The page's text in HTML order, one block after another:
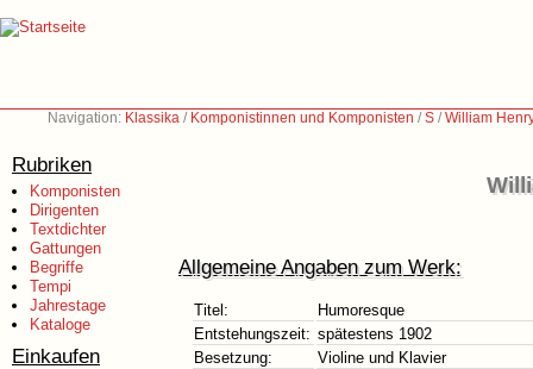
Navigation: Klassika / Komponistinnen und Komponisten /S /William
Rubriken
Komponisten
Dirigenten
Textdichter
Gattungen
Begriffe
Tempi
Jahrestage
Kataloge
Einkaufen
Allgemeine Angaben zum Werk:
Titel:
Humoresque
Entstehungszeit: spätestens 1902
Besetzung:
Violine und Klavier